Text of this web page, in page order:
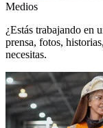
Medios
¿Estás trabajando en
prensa, fotos,
necesitas.